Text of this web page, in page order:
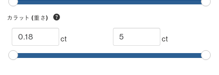
カラット (重さ)
ct ct